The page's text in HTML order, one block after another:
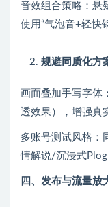
音效组合策略：悬
使用“气泡音+轻快
规避同质化方
画面叠加手写字体
透效果），增强真
多账号测试风格：
情解说/沉浸式Plog
四、发布与流量放